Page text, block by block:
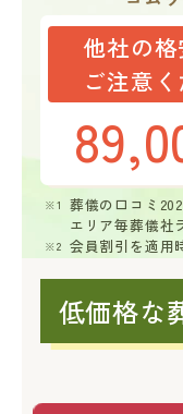
他社の
ご注意
葬儀の口コミ
エリア毎葬儀社
会員割引を適用
低価格な